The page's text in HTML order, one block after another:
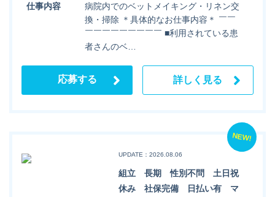
仕事内容
病院内でのベットメイキング・リネン交
換・掃除 ＊具体的なお仕事内容＊ ￣￣
￣￣￣￣￣￣￣￣￣ ■利用されている患
者さんのベ…
応募する 詳しく見る
NEW!
UPDATE：2026.08.06
組立 長期 性別不問 土日祝
休み 社保完備 日払い有 マ